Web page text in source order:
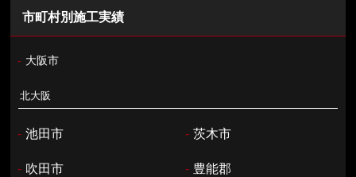
市町村別施工実績
- 大阪市
北大阪
- 池田市 - 茨木市
- 吹田市 - 豊能郡